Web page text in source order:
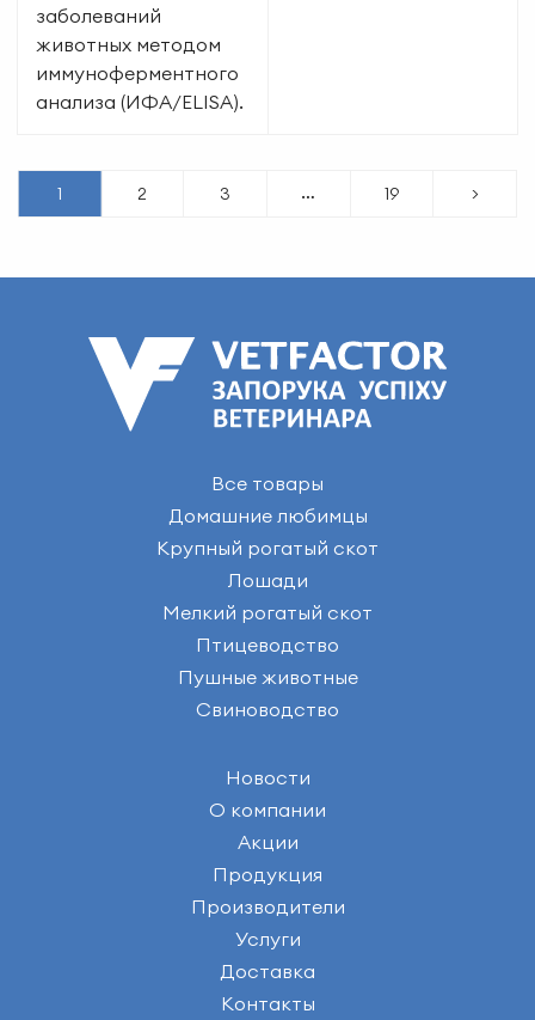
заболеваний
животных методом
иммуноферментного
анализа (ИФА/ELISA).
1 2 3 … 19 >
Все товары
Домашние любимцы
Крупный рогатый скот
Лошади
Мелкий рогатый скот
Птицеводство
Пушные животные
Свиноводство
Новости
О компании
Акции
Продукция
Производители
Услуги
Доставка
Контакты